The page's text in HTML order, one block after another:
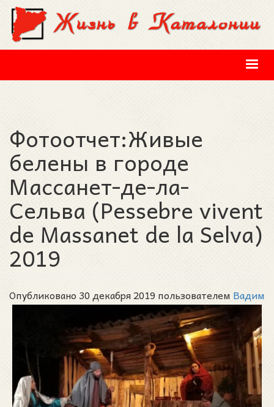
Перейти к основному содержанию
Фотоотчет:Живые
белены в городе
Массанет-де-ла-
Сельва (Pessebre vivent
de Massanet de la Selva)
2019
Опубликовано 30 декабря 2019 пользователем Вадим